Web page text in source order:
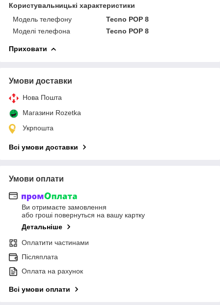
Користувальницькі характеристики
Модель телефону
Tecno POP 8
Моделі телефона
Tecno POP 8
Приховати
Умови доставки
Нова Пошта
Магазини Rozetka
Укрпошта
Всі умови доставки
Умови оплати
Ви отримаєте замовлення
або гроші повернуться на вашу картку
Детальніше
Оплатити частинами
Післяплата
Оплата на рахунок
Всі умови оплати